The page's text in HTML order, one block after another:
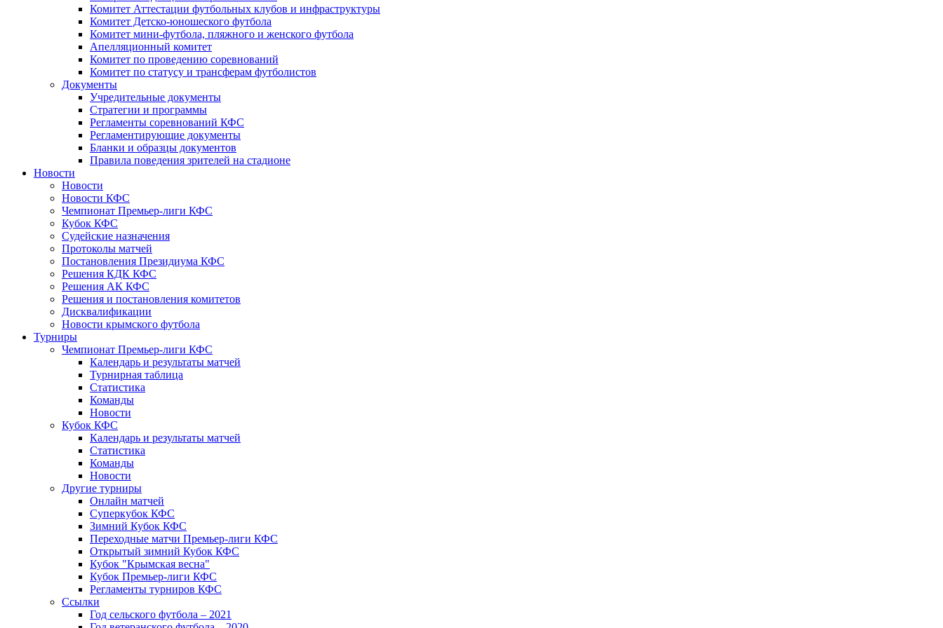
Комитет Аттестации футбольных клубов и инфраструктуры
Комитет Детско-юношеского футбола
Комитет мини-футбола, пляжного и женского футбола
Апелляционный комитет
Комитет по проведению соревнований
Комитет по статусу и трансферам футболистов
Документы
Учредительные документы
Стратегии и программы
Регламенты соревнований КФС
Регламентирующие документы
Бланки и образцы документов
Правила поведения зрителей на стадионе
Новости
Новости
Новости КФС
Чемпионат Премьер-лиги КФС
Кубок КФС
Судейские назначения
Протоколы матчей
Постановления Президиума КФС
Решения КДК КФС
Решения АК КФС
Решения и постановления комитетов
Дисквалификации
Новости крымского футбола
Турниры
Чемпионат Премьер-лиги КФС
Календарь и результаты матчей
Турнирная таблица
Статистика
Команды
Новости
Кубок КФС
Календарь и результаты матчей
Статистика
Команды
Новости
Другие турниры
Онлайн матчей
Суперкубок КФС
Зимний Кубок КФС
Переходные матчи Премьер-лиги КФС
Открытый зимний Кубок КФС
Кубок "Крымская весна"
Кубок Премьер-лиги КФС
Регламенты турниров КФС
Ссылки
Год сельского футбола – 2021